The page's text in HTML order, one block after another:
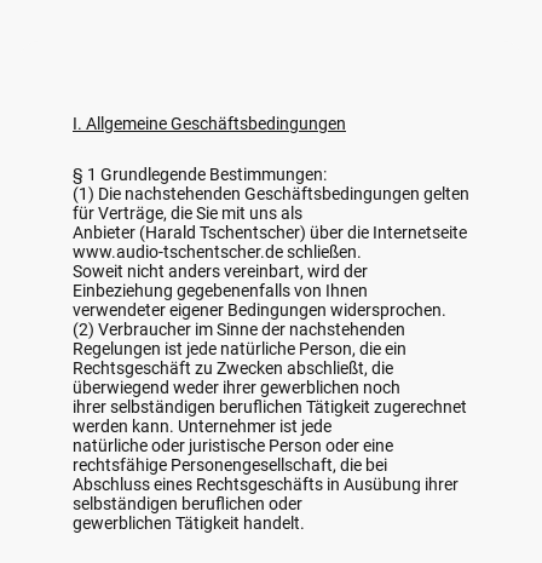
I. Allgemeine Geschäftsbedingungen
§ 1 Grundlegende Bestimmungen:
(1) Die nachstehenden Geschäftsbedingungen gelten
für Verträge, die Sie mit uns als
Anbieter (Harald Tschentscher) über die Internetseite
www.audio-tschentscher.de schließen.
Soweit nicht anders vereinbart, wird der
Einbeziehung gegebenenfalls von Ihnen
verwendeter eigener Bedingungen widersprochen.
(2) Verbraucher im Sinne der nachstehenden
Regelungen ist jede natürliche Person, die ein
Rechtsgeschäft zu Zwecken abschließt, die
überwiegend weder ihrer gewerblichen noch
ihrer selbständigen beruflichen Tätigkeit zugerechnet
werden kann. Unternehmer ist jede
natürliche oder juristische Person oder eine
rechtsfähige Personengesellschaft, die bei
Abschluss eines Rechtsgeschäfts in Ausübung ihrer
selbständigen beruflichen oder
gewerblichen Tätigkeit handelt.